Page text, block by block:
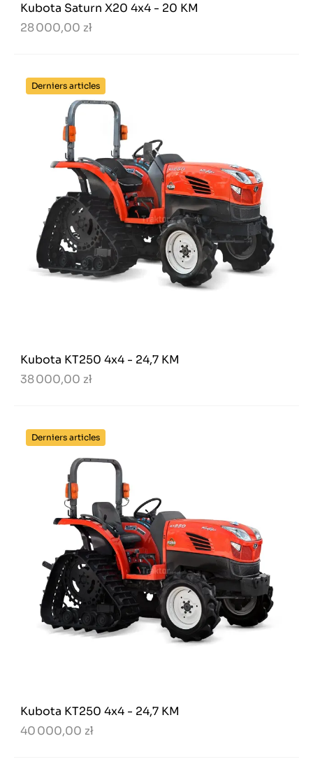
Kubota Saturn X20 4x4 - 20 KM
28 000,00 zł
Derniers articles
Kubota KT250 4x4 - 24,7 KM
38 000,00 zł
Derniers articles
Kubota KT250 4x4 - 24,7 KM
40 000,00 zł